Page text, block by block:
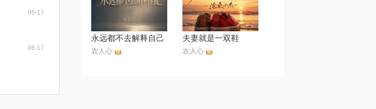
06-17
06-17
永远都不去解释自己
农人心
夫妻就是一双鞋
农人心